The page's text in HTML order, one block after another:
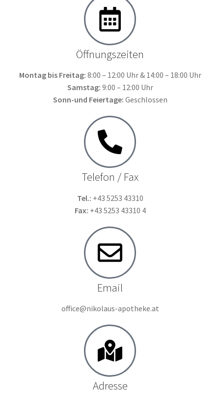
Öffnungszeiten
Montag bis Freitag: 8:00 – 12:00 Uhr & 14:00 – 18:00 Uhr
Samstag: 9:00 – 12:00 Uhr
Sonn-und Feiertage: Geschlossen
Telefon / Fax
Tel.: +43 5253 43310
Fax: +43 5253 43310 4
Email
office@nikolaus-apotheke.at
Adresse